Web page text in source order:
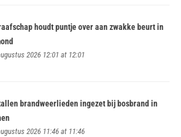
houdt puntje over aan zwakke beurt in
2026 12:01 at 12:01
brandweerlieden ingezet bij bosbrand in
2026 11:46 at 11:46